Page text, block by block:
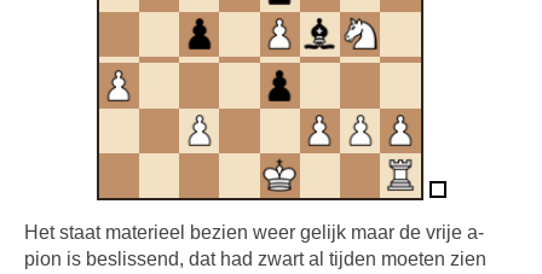
Het staat materieel bezien weer gelijk maar de vrije a-
pion is beslissend, dat had zwart al tijden moeten zien